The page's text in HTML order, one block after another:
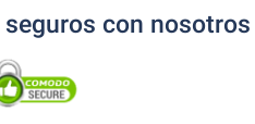
con nosotros